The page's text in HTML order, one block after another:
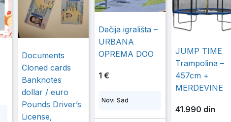
Documents
Cloned cards
Banknotes
dollar / euro
Pounds Driver’s
License,
Dečija igrališta –
URBANA
OPREMA DOO
1 €
Novi Sad
JUMP TIME
Trampolina –
457cm +
MERDEVINE
41.990 din